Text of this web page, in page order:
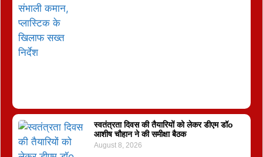
स्वतंत्रता दिवस की तैयारियों को लेकर डीएम डॉo
आशीष चौहान ने की समीक्षा बैठक
August 8, 2026